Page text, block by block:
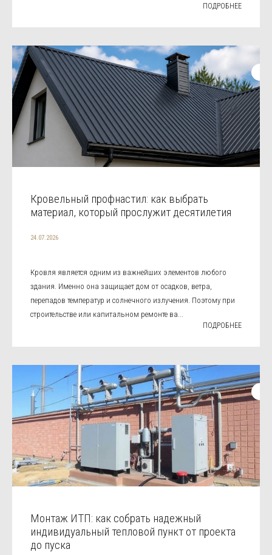
ПОДРОБНЕЕ
Кровельный профнастил: как выбрать
материал, который прослужит десятилетия
24.07.2026
Кровля является одним из важнейших элементов любого
здания. Именно она защищает дом от осадков, ветра,
перепадов температур и солнечного излучения. Поэтому при
строительстве или капитальном ремонте ва...
ПОДРОБНЕЕ
Монтаж ИТП: как собрать надежный
индивидуальный тепловой пункт от проекта
до пуска